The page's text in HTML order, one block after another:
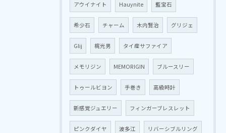
アウイナイト Hauynite 藍宝石
希少石 チャーム 木内賢治 グリジェ
Glij 梶光男 タイ産サファイア
メモリジン MEMORIGIN ブルースリー
トゥールビヨン 手巻き 高級時計
新感覚ジュエリー フィンガーブレスレット
ピンクダイヤ 波多江 リバーシブルリング